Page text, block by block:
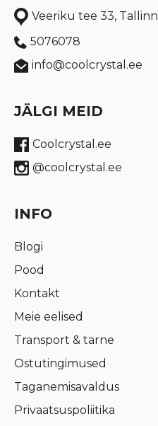
Veeriku tee 33, Tallinn
5076078
info@coolcrystal.ee
JÄLGI MEID
Coolcrystal.ee
@coolcrystal.ee
INFO
Blogi
Pood
Kontakt
Meie eelised
Transport & tarne
Ostutingimused
Taganemisavaldus
Privaatsuspoliitika